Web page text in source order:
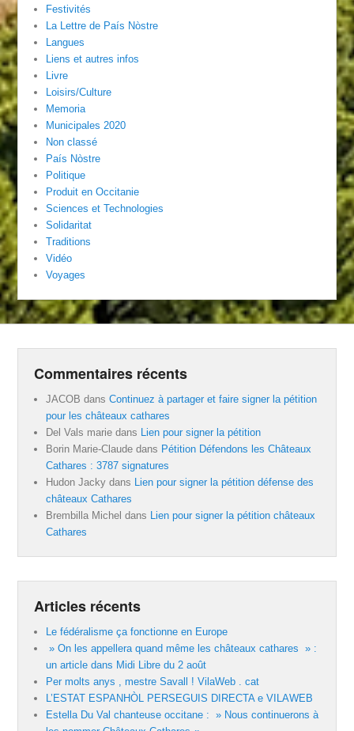
Festivités
La Lettre de País Nòstre
Langues
Liens et autres infos
Livre
Loisirs/Culture
Memoria
Municipales 2020
Non classé
País Nòstre
Politique
Produit en Occitanie
Sciences et Technologies
Solidaritat
Traditions
Vidéo
Voyages
Commentaires récents
JACOB dansContinuez à partager et faire signer la pétition
pour les châteaux cathares
Del Vals marie dans
Lien pour signer la pétition
Borin Marie-Claude dans Pétition Défendons les Châteaux
Cathares : 3787 signatures
Hudon Jacky dans
Lien pour signer la pétition défense des
châteaux Cathares
Brembilla Michel dans
Lien pour signer la pétition châteaux
Cathares
Articles récents
Le fédéralisme ça fonctionne en Europe
» On les appellera quand même les châteaux cathares » :
un article dans Midi Libre du 2 août
Per molts anys , mestre Savall ! VilaWeb . cat
L’ESTAT ESPANHÒL PERSEGUIS DIRECTA e VILAWEB
Estella Du Val chanteuse occitane : » Nous continuerons à